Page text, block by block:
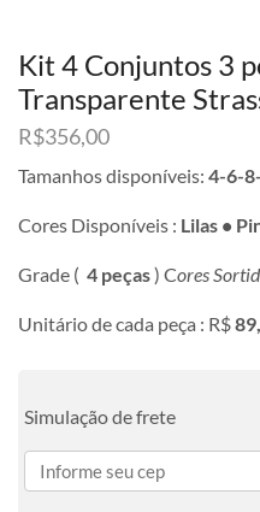
Kit 4 Conjuntos 3
Transparente
R$356,00
Tamanhos disponíveis: 4-6-
Cores Disponíveis : Lilas •
Grade ( 4 peças) Cores
Unitário de cada peça : R$
Simulação de frete